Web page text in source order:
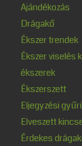
Ajándékozás
Drágakő
Ékszer trendek
Ékszer viselés
ékszerek
Ékszerszett
Eljegyzési
Elveszett
Érdekes